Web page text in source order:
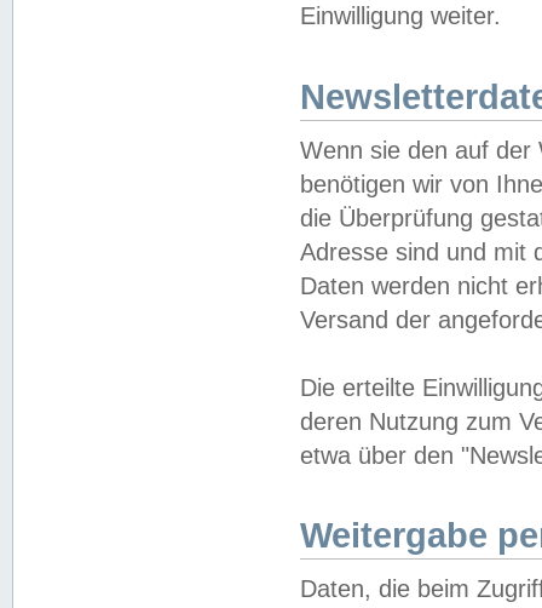
Einwilligung weiter.
Wenn sie den auf der
benötigen wir von
die Überprüfung
Adresse sind und mit
Daten werden nicht
Versand der
Die erteilte
deren Nutzung zum
etwa über den
Weitergabe
Daten, die beim